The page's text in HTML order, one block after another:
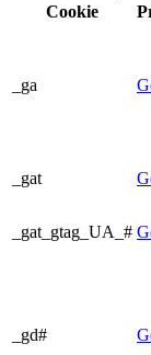
Cookie
_ga
_gat
_gat_gtag_UA_#
_gd#